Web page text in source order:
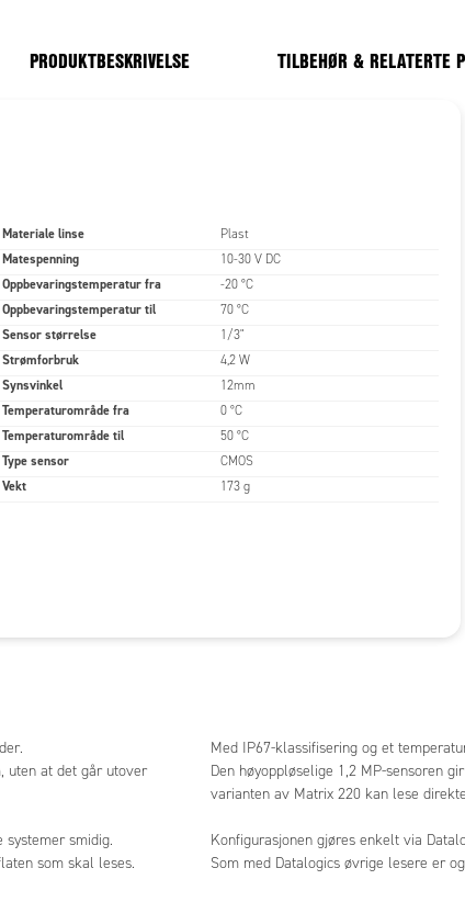
PRODUKTBESKRIVELSE TILBEHØR & RELATERTE
Materiale linse Plast
Matespenning 10-30 V DC
Oppbevaringstemperatur fra -20 °C
Oppbevaringstemperatur til 70 °C
Sensor størrelse 1/3"
Strømforbruk 4,2 W
Synsvinkel 12mm
Temperaturområde fra 0 °C
Temperaturområde til 50 °C
Type sensor CMOS
Vekt 173 g
uten at det går utover
smidig.
som skal leses.
Med IP67-klassifisering og et
Den høyoppløselige 1,2 MP-sensoren
varianten av Matrix 220 kan lese
Konfigurasjonen gjøres enkelt via
Som med Datalogics øvrige lesere er